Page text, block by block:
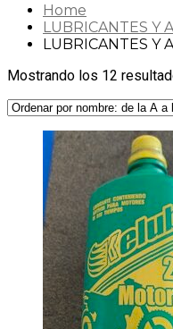
Home
LUBRICANTES Y
LUBRICANTES Y
Mostrando los 12